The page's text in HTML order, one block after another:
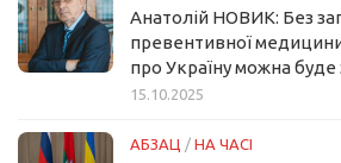
Анатолій НОВИК: Без
превентивної
про Україну можна буде
15.10.2025
АБЗАЦ / НА ЧАСІ